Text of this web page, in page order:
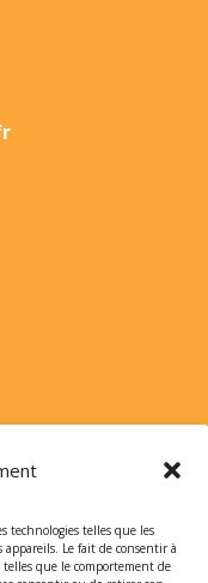
technologies telles que les
Le fait de consentir à
que le comportement de